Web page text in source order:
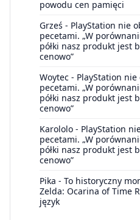
powodu cen pamięci
Grześ - PlayStation nie
pecetami. „W
półki nasz produkt jest
cenowo”
Woytec - PlayStation
pecetami. „W
półki nasz produkt jest
cenowo”
Karololo - PlayStation
pecetami. „W
półki nasz produkt jest
cenowo”
Pika - To historyczny
Zelda: Ocarina of Time
język